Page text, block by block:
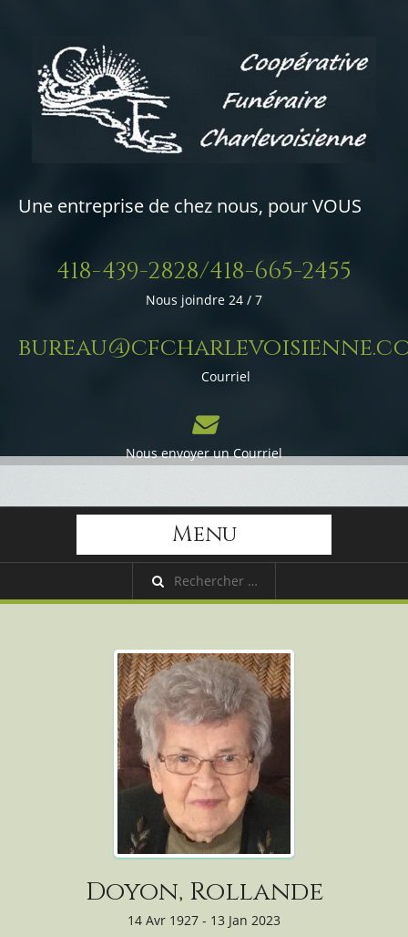
Une entreprise de chez nous, pour VOUS
418-439-2828/418-665-2455
Nous joindre 24 / 7
Courriel
Nous envoyer un Courriel
Menu
Doyon, Rollande
14 Avr 1927 - 13 Jan 2023